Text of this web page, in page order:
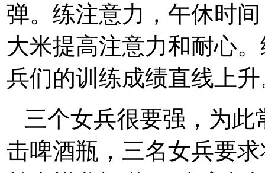
弹。练注意力，午休时
大米提高注意力和耐心
兵们的训练成绩直线上
三个女兵很要强，为此
击啤酒瓶，三名女兵要